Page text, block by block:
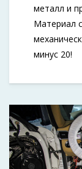
металл и
Материал
минус 20!